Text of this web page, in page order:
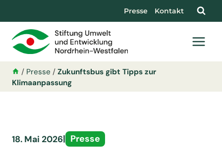
Presse Kontakt
/ Presse / Zukunftsbus gibt Tipps zur
Klimaanpassung
18. Mai 2026| Presse